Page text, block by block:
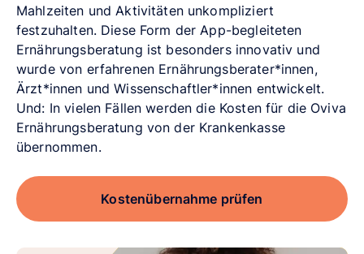
Mahlzeiten und Aktivitäten unkompliziert
festzuhalten. Diese Form der App-begleiteten
Ernährungsberatung ist besonders innovativ und
wurde von erfahrenen Ernährungsberater*innen,
Ärzt*innen und Wissenschaftler*innen entwickelt.
Und: In vielen Fällen werden die Kosten für die Oviva
Ernährungsberatung von der Krankenkasse
übernommen.
Kostenübernahme prüfen